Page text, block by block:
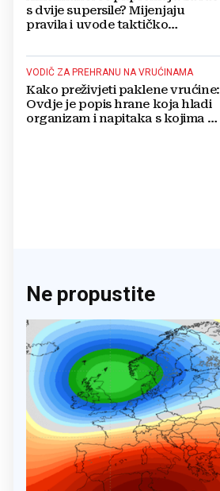
s dvije supersile? Mijenjaju
pravila i uvode taktičko
VODIČ ZA PREHRANU NA VRUĆINAMA
Kako preživjeti paklene vrućine:
Ovdje je popis hrane koja hladi
organizam i napitaka s kojima si
Ne propustite